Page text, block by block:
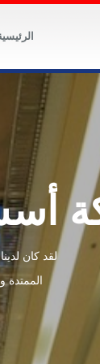
لقد كان
الممتدة